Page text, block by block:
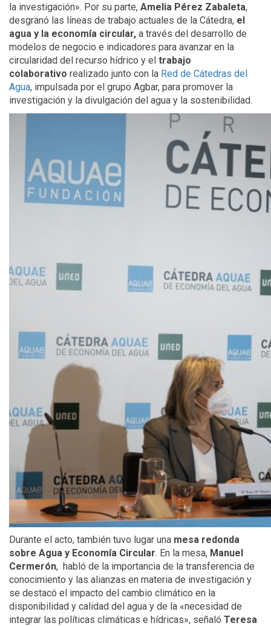
la investigación». Por su parte, Amelia Pérez Zabaleta,
desgranó las líneas de trabajo actuales de la Cátedra, el
agua y la economía circular, a través del desarrollo de
modelos de negocio e indicadores para avanzar en la
circularidad del recurso hídrico y el trabajo
colaborativo realizado junto con la Red de Cátedras del
Agua, impulsada por el grupo Agbar, para promover la
investigación y la divulgación del agua y la sostenibilidad.
Durante el acto, también tuvo lugar una mesa redonda
sobre Agua y Economía Circular. En la mesa, Manuel
Cermerón, habló de la importancia de la transferencia de
conocimiento y las alianzas en materia de investigación y
se destacó el impacto del cambio climático en la
disponibilidad y calidad del agua y de la «necesidad de
integrar las políticas climáticas e hídricas», señaló Teresa